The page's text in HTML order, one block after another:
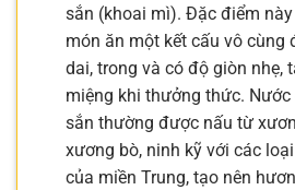
sắn (khoai mì). Đặc điểm
món ăn một kết cấu vô cùng
dai, trong và có độ giòn nhẹ,
miệng khi thưởng thức.
sắn thường được nấu từ
xương bò, ninh kỹ với các
của miền Trung, tạo nên